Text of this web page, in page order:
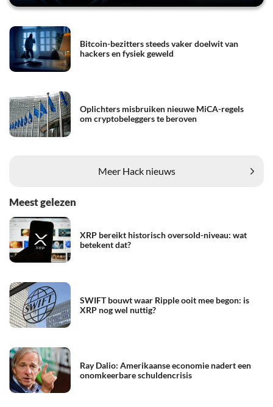
Bitcoin-bezitters steeds vaker doelwit van
hackers en fysiek geweld
Oplichters misbruiken nieuwe MiCA-regels
om cryptobeleggers te beroven
Meer Hack nieuws
Meest gelezen
XRP bereikt historisch oversold-niveau: wat
betekent dat?
SWIFT bouwt waar Ripple ooit mee begon: is
XRP nog wel nuttig?
Ray Dalio: Amerikaanse economie nadert een
onomkeerbare schuldencrisis